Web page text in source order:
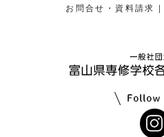
お問合せ・資料請求 |